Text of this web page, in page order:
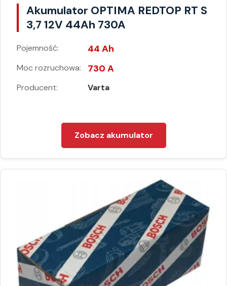
Akumulator OPTIMA REDTOP RT S
3,7 12V 44Ah 730A
Pojemność: 44 Ah
Moc rozruchowa: 730 A
Producent: Varta
Zobacz akumulator